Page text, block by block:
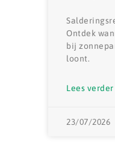
Ontdek
bij
loont.
Lees verder
23/07/2026